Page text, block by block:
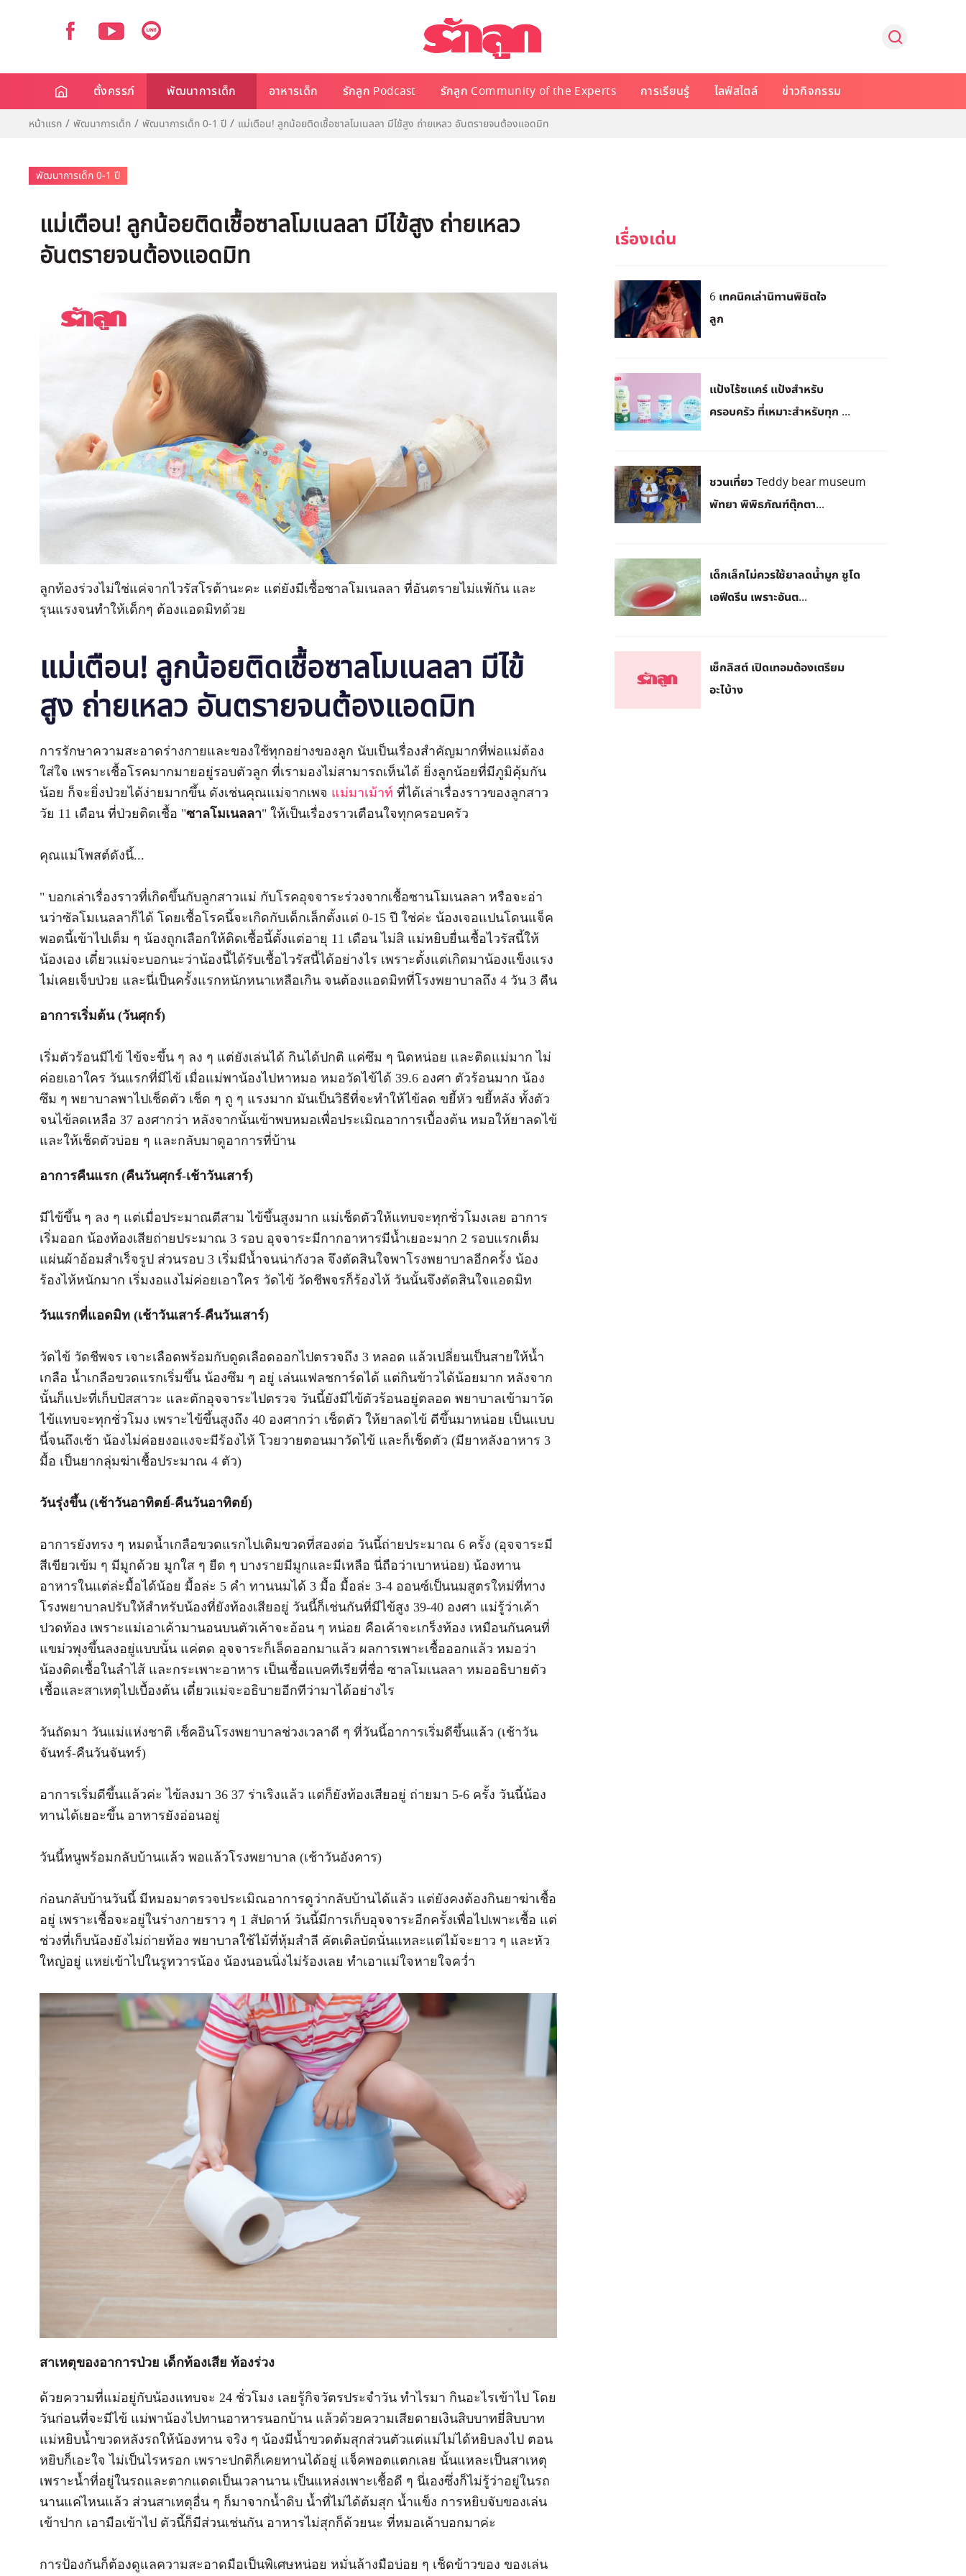
ตั้งครรภ์ พัฒนาการเด็ก อาหารเด็ก รักลูก Podcast รักลูก Community of the Experts การเรียนรู้ ไลฟ์สไตล์ ข่าวกิจกรรม
หน้าแรก พัฒนาการเด็ก พัฒนาการเด็ก 0-1 ปี แม่เตือน! ลูกน้อยติดเชื้อซาลโมเนลลา มีไข้สูง ถ่ายเหลว อันตรายจนต้องแอดมิท
พัฒนาการเด็ก 0-1 ปี
แม่เตือน! ลูกน้อยติดเชื้อซาลโมเนลลา มีไข้สูง ถ่ายเหลว
อันตรายจนต้องแอดมิท
ลูกท้องร่วงไม่ใช่แค่จากไวรัสโรต้านะคะ แต่ยังมีเชื้อซาลโมเนลลา ที่อันตรายไม่แพ้กัน และ
รุนแรงจนทำให้เด็กๆ ต้องแอดมิทด้วย
แม่เตือน! ลูกน้อยติดเชื้อซาลโมเนลลา มีไข้
สูง ถ่ายเหลว อันตรายจนต้องแอดมิท
การรักษาความสะอาดร่างกายและของใช้ทุกอย่างของลูก นับเป็นเรื่องสำคัญมากที่พ่อแม่ต้อง
ใส่ใจ เพราะเชื้อโรคมากมายอยู่รอบตัวลูก ที่เรามองไม่สามารถเห็นได้ ยิ่งลูกน้อยที่มีภูมิคุ้มกัน
น้อย ก็จะยิ่งป่วยได้ง่ายมากขึ้น ดังเช่นคุณแม่จากเพจ แม่มาเม้าท์ ที่ได้เล่าเรื่องราวของลูกสาว
วัย 11 เดือน ที่ป่วยติดเชื้อ "ซาลโมเนลลา" ให้เป็นเรื่องราวเตือนใจทุกครอบครัว
คุณแม่โพสต์ดังนี้...
" บอกเล่าเรื่องราวที่เกิดขึ้นกับลูกสาวแม่ กับโรคอุจจาระร่วงจากเชื้อซานโมเนลลา หรือจะอ่า
นว่าซัลโมเนลลาก็ได้ โดยเชื้อโรคนี้จะเกิดกับเด็กเล็กตั้งแต่ 0-15 ปี ใช่ค่ะ น้องเจอแปนโดนแจ็ค
พอตนี้เข้าไปเต็ม ๆ น้องถูกเลือกให้ติดเชื้อนี้ตั้งแต่อายุ 11 เดือน ไม่สิ แม่หยิบยื่นเชื้อไวรัสนี้ให้
น้องเอง เดี๋ยวแม่จะบอกนะว่าน้องนี้ได้รับเชื้อไวรัสนี้ได้อย่างไร เพราะตั้งแต่เกิดมาน้องแข็งแรง
ไม่เคยเจ็บป่วย และนี่เป็นครั้งแรกหนักหนาเหลือเกิน จนต้องแอดมิทที่โรงพยาบาลถึง 4 วัน 3 คืน
อาการเริ่มต้น (วันศุกร์)
เริ่มตัวร้อนมีไข้ ไข้จะขึ้น ๆ ลง ๆ แต่ยังเล่นได้ กินได้ปกติ แค่ซึม ๆ นิดหน่อย และติดแม่มาก ไม่
ค่อยเอาใคร วันแรกที่มีไข้ เมื่อแม่พาน้องไปหาหมอ หมอวัดไข้ได้ 39.6 องศา ตัวร้อนมาก น้อง
ซึม ๆ พยาบาลพาไปเช็ดตัว เช็ด ๆ ถู ๆ แรงมาก มันเป็นวิธีที่จะทำให้ไข้ลด ขยี้หัว ขยี้หลัง ทั้งตัว
จนไข้ลดเหลือ 37 องศากว่า หลังจากนั้นเข้าพบหมอเพื่อประเมิณอาการเบื้องต้น หมอให้ยาลดไข้
และให้เช็ดตัวบ่อย ๆ และกลับมาดูอาการที่บ้าน
อาการคืนแรก (คืนวันศุกร์-เช้าวันเสาร์)
มีไข้ขึ้น ๆ ลง ๆ แต่เมื่อประมาณตีสาม ไข้ขึ้นสูงมาก แม่เช็ดตัวให้แทบจะทุกชั่วโมงเลย อาการ
เริ่มออก น้องท้องเสียถ่ายประมาณ 3 รอบ อุจจาระมีกากอาหารมีน้ำเยอะมาก 2 รอบแรกเต็ม
แผ่นผ้าอ้อมสำเร็จรูป ส่วนรอบ 3 เริ่มมีน้ำจนน่ากังวล จึงตัดสินใจพาโรงพยาบาลอีกครั้ง น้อง
ร้องไห้หนักมาก เริ่มงอแงไม่ค่อยเอาใคร วัดไข้ วัดชีพจรก็ร้องไห้ วันนั้นจึงตัดสินใจแอดมิท
วันแรกที่แอดมิท (เช้าวันเสาร์-คืนวันเสาร์)
วัดไข้ วัดชีพจร เจาะเลือดพร้อมกับดูดเลือดออกไปตรวจถึง 3 หลอด แล้วเปลี่ยนเป็นสายให้น้ำ
เกลือ น้ำเกลือขวดแรกเริ่มขึ้น น้องซึม ๆ อยู่ เล่นแฟลชการ์ดได้ แต่กินข้าวได้น้อยมาก หลังจาก
นั้นก็แปะที่เก็บปัสสาวะ และตักอุจจาระไปตรวจ วันนี้ยังมีไข้ตัวร้อนอยู่ตลอด พยาบาลเข้ามาวัด
ไข้แทบจะทุกชั่วโมง เพราะไข้ขึ้นสูงถึง 40 องศากว่า เช็ดตัว ให้ยาลดไข้ ดีขึ้นมาหน่อย เป็นแบบ
นี้จนถึงเช้า น้องไม่ค่อยงอแงจะมีร้องไห้ โวยวายตอนมาวัดไข้ และก็เช็ดตัว (มียาหลังอาหาร 3
มื้อ เป็นยากลุ่มฆ่าเชื้อประมาณ 4 ตัว)
วันรุ่งขึ้น (เช้าวันอาทิตย์-คืนวันอาทิตย์)
อาการยังทรง ๆ หมดน้ำเกลือขวดแรกไปเติมขวดที่สองต่อ วันนี้ถ่ายประมาณ 6 ครั้ง (อุจจาระมี
สีเขียวเข้ม ๆ มีมูกด้วย มูกใส ๆ ยืด ๆ บางรายมีมูกและมีเหลือ นี่ถือว่าเบาหน่อย) น้องทาน
อาหารในแต่ล่ะมื้อได้น้อย มื้อล่ะ 5 คำ ทานนมได้ 3 มื้อ มื้อล่ะ 3-4 ออนซ์เป็นนมสูตรใหม่ที่ทาง
โรงพยาบาลปรับให้สำหรับน้องที่ยังท้องเสียอยู่ วันนี้ก็เช่นกันที่มีไข้สูง 39-40 องศา แม่รู้ว่าเค้า
ปวดท้อง เพราะแม่เอาเค้ามานอนบนตัวเค้าจะอ้อน ๆ หน่อย คือเค้าจะเกร็งท้อง เหมือนกันคนที่
แขม่วพุงขึ้นลงอยู่แบบนั้น แค่ตด อุจจาระก็เล็ดออกมาแล้ว ผลการเพาะเชื้อออกแล้ว หมอว่า
น้องติดเชื้อในลำไส้ และกระเพาะอาหาร เป็นเชื้อแบคทีเรียที่ชื่อ ซาลโมเนลลา หมออธิบายตัว
เชื้อและสาเหตุไปเบื้องต้น เดี๋ยวแม่จะอธิบายอีกทีว่ามาได้อย่างไร
วันถัดมา วันแม่แห่งชาติ เช็คอินโรงพยาบาลช่วงเวลาดี ๆ ที่วันนี้อาการเริ่มดีขึ้นแล้ว (เช้าวัน
จันทร์-คืนวันจันทร์)
อาการเริ่มดีขึ้นแล้วค่ะ ไข้ลงมา 36 37 ร่าเริงแล้ว แต่ก็ยังท้องเสียอยู่ ถ่ายมา 5-6 ครั้ง วันนี้น้อง
ทานได้เยอะขึ้น อาหารยังอ่อนอยู่
วันนี้หนูพร้อมกลับบ้านแล้ว พอแล้วโรงพยาบาล (เช้าวันอังคาร)
ก่อนกลับบ้านวันนี้ มีหมอมาตรวจประเมิณอาการดูว่ากลับบ้านได้แล้ว แต่ยังคงต้องกินยาฆ่าเชื้อ
อยู่ เพราะเชื้อจะอยู่ในร่างกายราว ๆ 1 สัปดาห์ วันนี้มีการเก็บอุจจาระอีกครั้งเพื่อไปเพาะเชื้อ แต่
ช่วงที่เก็บน้องยังไม่ถ่ายท้อง พยาบาลใช้ไม้ที่หุ้มสำลี คัตเติลบัตนั่นแหละแต่ไม้จะยาว ๆ และหัว
ใหญ่อยู่ แหย่เข้าไปในรูทวารน้อง น้องนอนนิ่งไม่ร้องเลย ทำเอาแม่ใจหายใจคว่ำ
สาเหตุของอาการป่วย เด็กท้องเสีย ท้องร่วง
ด้วยความที่แม่อยู่กับน้องแทบจะ 24 ชั่วโมง เลยรู้กิจวัตรประจำวัน ทำไรมา กินอะไรเข้าไป โดย
วันก่อนที่จะมีไข้ แม่พาน้องไปทานอาหารนอกบ้าน แล้วด้วยความเสียดายเงินสิบบาทยี่สิบบาท
แม่หยิบน้ำขวดหลังรถให้น้องทาน จริง ๆ น้องมีน้ำขวดต้มสุกส่วนตัวแต่แม่ไม่ได้หยิบลงไป ตอน
หยิบก็เอะใจ ไม่เป็นไรหรอก เพราะปกติก็เคยทานได้อยู่ แจ็คพอตแตกเลย นั้นแหละเป็นสาเหตุ
เพราะน้ำที่อยู่ในรถและตากแดดเป็นเวลานาน เป็นแหล่งเพาะเชื้อดี ๆ นี่เองซึ่งก็ไม่รู้ว่าอยู่ในรถ
นานแค่ไหนแล้ว ส่วนสาเหตุอื่น ๆ ก็มาจากน้ำดิบ น้ำที่ไม่ได้ต้มสุก น้ำแข็ง การหยิบจับของเล่น
เข้าปาก เอามือเข้าไป ตัวนี้ก็มีส่วนเช่นกัน อาหารไม่สุกก็ด้วยนะ ที่หมอเค้าบอกมาค่ะ
การป้องกันก็ต้องดูแลความสะอาดมือเป็นพิเศษหน่อย หมั่นล้างมือบ่อย ๆ เช็ดข้าวของ ของเล่น
6 เทคนิคเล่านิทานพิชิตใจ
ลูก
แป้งไร้ซแคร์ แป้งสำหรับ
ครอบครัว ที่เหมาะสำหรับทุก ...
ชวนเที่ยว Teddy bear museum
พัทยา พิพิธภัณฑ์ตุ๊กตา...
เด็กเล็กไม่ควรใช้ยาลดน้ำมูก ซูโด
เอฟีดรีน เพราะอันต...
เช็กลิสต์ เปิดเทอมต้องเตรียม
อะไบ้าง